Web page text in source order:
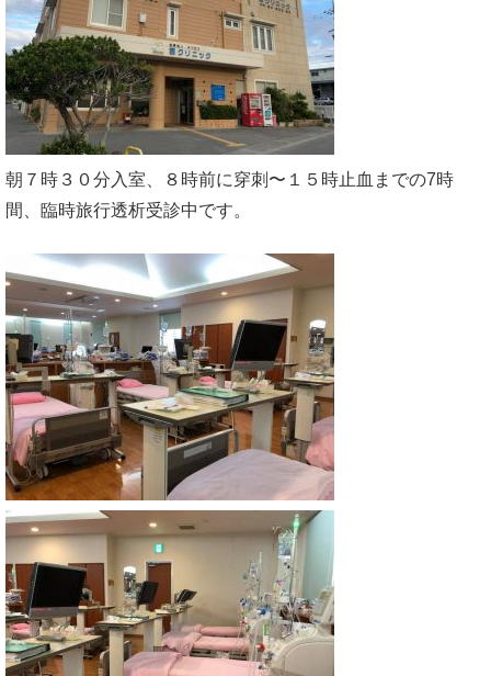
朝７時３０分入室、８時前に穿刺〜１５時止血までの7時
間、臨時旅行透析受診中です。